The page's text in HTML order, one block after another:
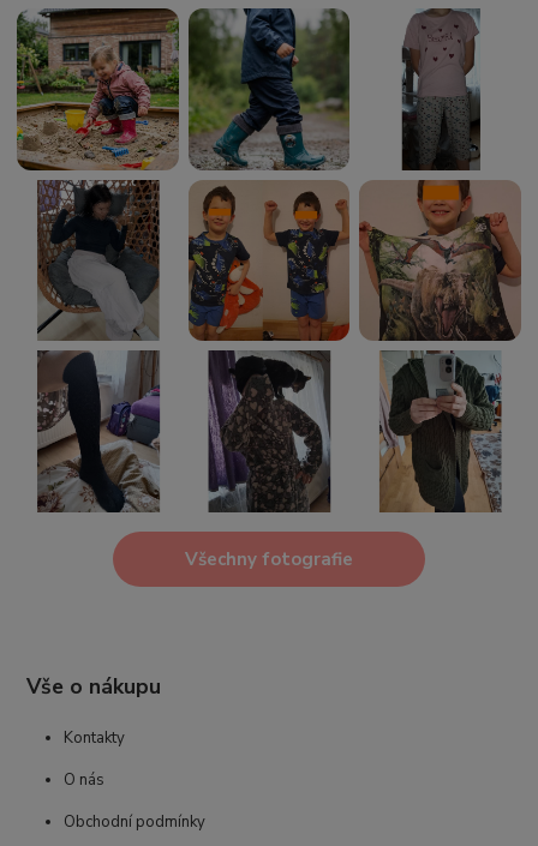
Všechny fotografie
Vše o nákupu
Kontakty
O nás
Obchodní podmínky